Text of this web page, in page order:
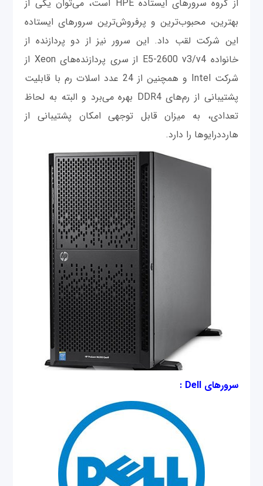
از گروه سرورهای ایستاده HPE است، می‌توان یکی از
بهترین، محبوب‌ترین و پرفروش‌ترین سرورهای ایستاده
این شرکت لقب داد. این سرور نیز از دو پردازنده از
خانواده E5-2600 v3/v4 از سری پردازنده‌های Xeon از
شرکت Intel و همچنین از 24 عدد اسلات رم با قابلیت
پشتیبانی از رم‌های DDR4 بهره می‌برد و البته به لحاظ
تعدادی، به میزان قابل توجهی امکان پشتیبانی از
هارددرایوها را دارد.
سرورهای Dell :